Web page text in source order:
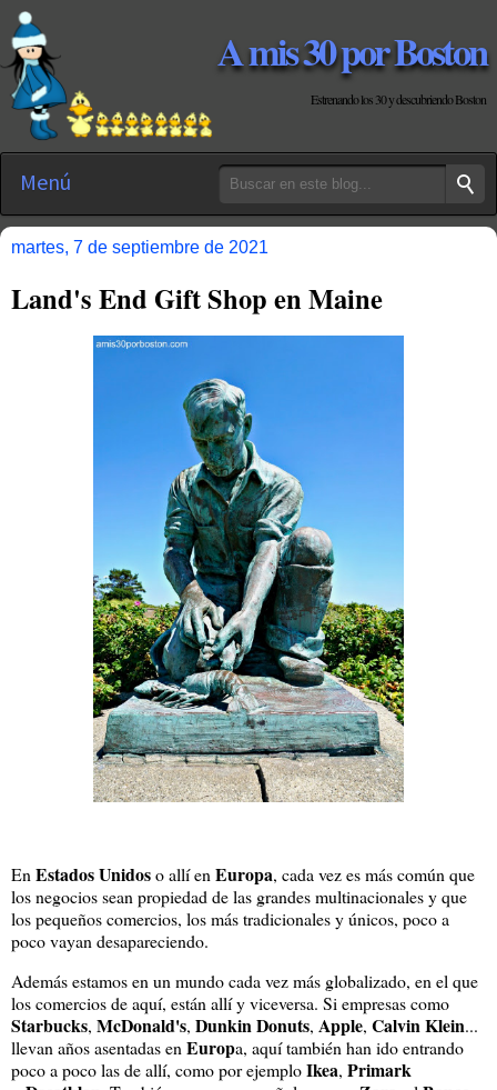
A mis 30 por Boston
Estrenando los 30 y descubriendo Boston
Menú
martes, 7 de septiembre de 2021
Land's End Gift Shop en Maine
EnEstados Unidoso allí enEuropa, cada vez es más común que
los negocios sean propiedad de las grandes multinacionales y que
los pequeños comercios, los más tradicionales y únicos, poco a
poco vayan desapareciendo.
Además estamos en un mundo cada vez más globalizado, en el que
los comercios de aquí, están allí y viceversa. Si empresas como
Starbucks, McDonald's, Dunkin Donuts, Apple, Calvin Klein...
llevan años asentadas enEuropa, aquí también han ido entrando
poco a poco las de allí, como por ejemploIkea, Primark